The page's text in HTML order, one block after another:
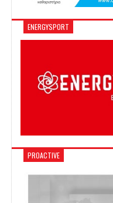
ENERGYSPORT
PROACTIVE